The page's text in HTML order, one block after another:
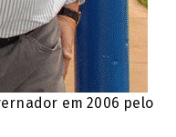
em 2006 pelo